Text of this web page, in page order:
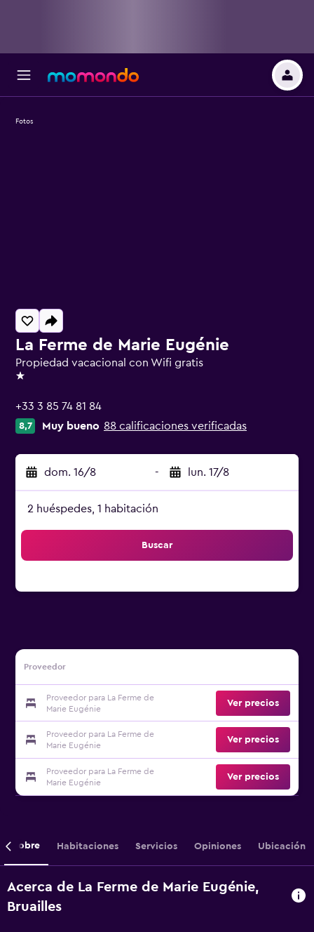
La Ferme de Marie Eugénie
Propiedad vacacional con Wifi gratis
1 estrella
+33 3 85 74 81 84
8,7 Muy bueno 88 calificaciones verificadas
dom. 16/8 - lun. 17/8
2 huéspedes, 1 habitación
Buscar
Proveedor
Proveedor para La Ferme de
Marie Eugénie
Ver precios
Proveedor para La Ferme de
Marie Eugénie
Ver precios
Proveedor para La Ferme de
Marie Eugénie
Ver precios
Fotos
Sobre Habitaciones Servicios Opiniones Ubicación
Acerca de La Ferme de Marie Eugénie,
Bruailles